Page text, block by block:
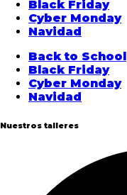
Black Friday
Cyber Monday
Navidad
Back to School
Black Friday
Cyber Monday
Navidad
Nuestros talleres